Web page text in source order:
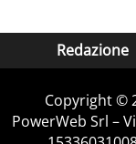
Redazione
Copyright ©
PowerWeb Srl –